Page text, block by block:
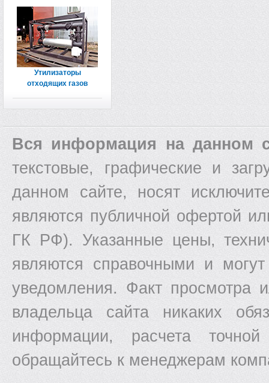
Утилизаторы
отходящих газов
Вся информация на данном
текстовые, графические и
данном сайте, носят
являются публичной офертой
ГК РФ). Указанные цены,
являются справочными и
уведомления. Факт просмотра
владельца сайта никаких
информации, расчета
обращайтесь к менеджерам